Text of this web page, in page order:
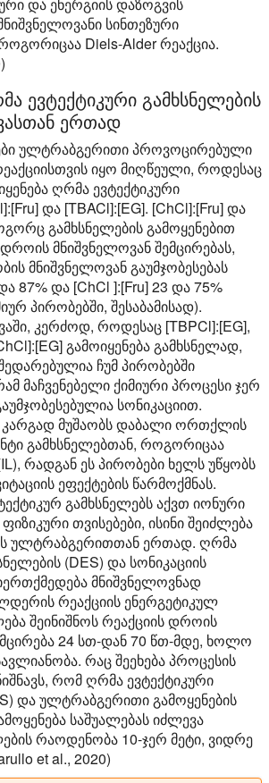
სინთეზური
Diels-Alder რეაქცია.
ევტექტიკური გამხსნელების
ერთად
ულტრაბგერითი პროვოცირებული
იყო მიღწეული, როდესაც
ღრმა ევტექტიკური
და [TBACl]:[EG]. [ChCl]:[Fru] და
გამხსნელების გამოყენებით
მნიშვნელოვან შემცირებას,
მნიშვნელოვან გაუმჯობესებას
87% და [ChCl ]:[Fru] 23 და 75%
პირობებში, შესაბამისად).
კერძოდ, როდესაც [TBPCl]:[EG],
გამოიყენება გამხსნელად,
ჩუმ პირობებში
მაჩვენებელი ქიმიური პროცესი ჯერ
სონიკაციით.
კარგად მუშაობს დაბალი ორთქლის
გამხსნელებთან, როგორიცაა
რადგან ეს პირობები ხელს უწყობს
ეფექტების წარმოქმნას.
გამხსნელებს აქვთ იონური
ფიზიკური თვისებები, ისინი შეიძლება
ულტრაბგერითთან ერთად. ღრმა
(DES) და სონიკაციის
მნიშვნელოვნად
რეაქციის ენერგეტიკულ
შეინიშნოს რეაქციის დროის
24 სთ-დან 70 წთ-მდე, ხოლო
რაც შეეხება პროცესის
რომ ღრმა ევტექტიკური
და ულტრაბგერითი გამოყენების
საშუალებას იძლევა
რაოდენობა 10-ჯერ მეტი, ვიდრე
et al., 2020)